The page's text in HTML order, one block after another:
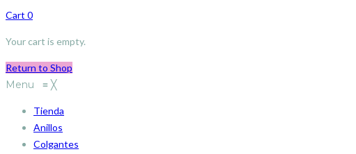
Cart 0
Your cart is empty.
Return to Shop
Menu ≡ ╳
Tienda
Anillos
Colgantes